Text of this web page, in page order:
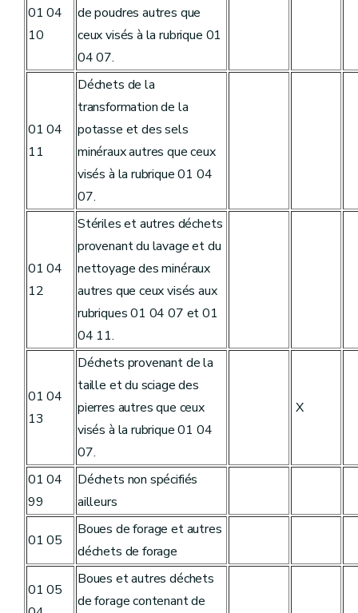
01 04
10
de poudres autres que
ceux visés à la rubrique 01
04 07.
01 04
11
Déchets de la
transformation de la
potasse et des sels
minéraux autres que ceux
visés à la rubrique 01 04
07.
01 04
12
Stériles et autres déchets
provenant du lavage et du
nettoyage des minéraux
autres que ceux visés aux
rubriques 01 04 07 et 01
04 11.
01 04
13
Déchets provenant de la
taille et du sciage des
pierres autres que ceux
visés à la rubrique 01 04
07.
X
01 04
99
Déchets non spécifiés
ailleurs
01 05
Boues de forage et autres
déchets de forage
01 05
Boues et autres déchets
de forage contenant de